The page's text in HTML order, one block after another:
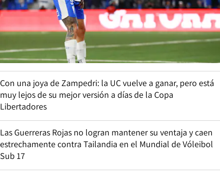
Con una joya de Zampedri: la UC vuelve a ganar, pero está
muy lejos de su mejor versión a días de la Copa
Libertadores
Las Guerreras Rojas no logran mantener su ventaja y caen
estrechamente contra Tailandia en el Mundial de Vóleibol
Sub 17